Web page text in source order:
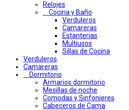
Relojes
Cocina y Baño
Verduleros
Camareras
Estanterias
Multiusos
Sillas de Cocina
Verduleros
Camareras
Dormitorio
Armarios dormitorio
Mesillas de noche
Comodas y Sinfonieres
Cabeceros de Cama